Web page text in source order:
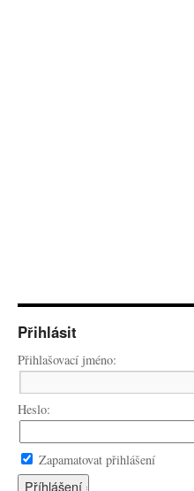
Přihlásit
Přihlašovací jméno:
Heslo:
Zapamatovat přihlášení